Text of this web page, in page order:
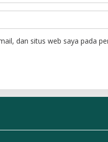
dan situs web saya pada